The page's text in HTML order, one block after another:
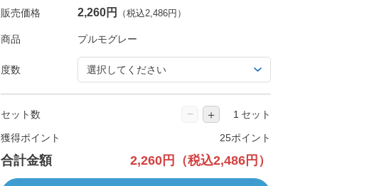
販売価格 2,260円 （税込2,486円）
商品
度数
セット数 − ＋ セット
獲得ポイント 25ポイント
合計金額 2,260円 （税込2,486円）